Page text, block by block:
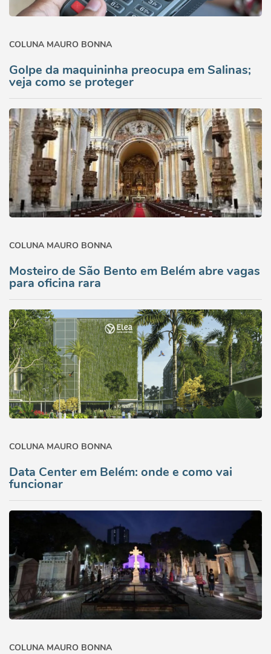
COLUNA MAURO BONNA
Golpe da maquininha preocupa em Salinas;
veja como se proteger
COLUNA MAURO BONNA
Mosteiro de São Bento em Belém abre vagas
para oficina rara
COLUNA MAURO BONNA
Data Center em Belém: onde e como vai
funcionar
COLUNA MAURO BONNA